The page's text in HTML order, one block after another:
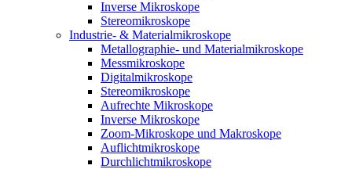
Inverse Mikroskope
Stereomikroskope
Industrie- & Materialmikroskope
Metallographie- und Materialmikroskope
Messmikroskope
Digitalmikroskope
Stereomikroskope
Aufrechte Mikroskope
Inverse Mikroskope
Zoom-Mikroskope und Makroskope
Auflichtmikroskope
Durchlichtmikroskope